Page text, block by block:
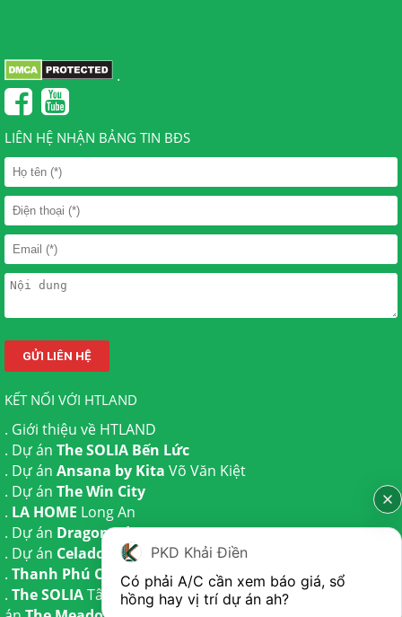
.
LIÊN HỆ NHẬN BẢNG TIN BĐS
KẾT NỐI VỚI HTLAND
. Giới thiệu về HTLAND
. Dự án The SOLIA Bến Lức
. Dự án Ansana by Kita Võ Văn Kiệt
. Dự án The Win City
. LA HOME Long An
. Dự án Dragon Eden Long An
. Dự án Celadon City
Tân Phú
. Thanh Phú Centre PointBến Lức
. The SOLIATây Ninh | Dự ánThe AGULATrần Anh và Dự
PKD Khải Điền
Có phải A/C cần xem báo giá, sổ
hồng hay vị trí dự án ah?